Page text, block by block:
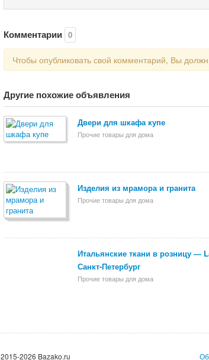
Комментарии 0
Чтобы опубликовать свой комментарий, Вы
Другие похожие объявления
Двери для шкафа купе
Прочие товары для дома
Изделия из мрамора и гранита
Прочие товары для дома
Итальянские ткани в розницу —
Санкт-Петербург
Прочие товары для дома
2015-2026 Bazako.ru